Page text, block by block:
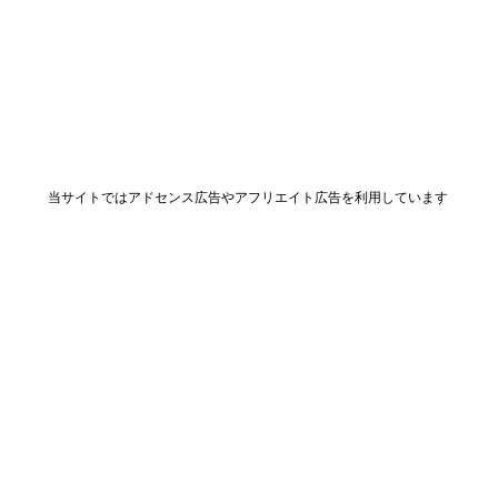
当サイトではアドセンス広告やアフリエイト広告を利用しています